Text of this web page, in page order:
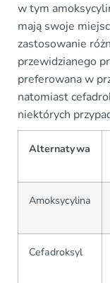
w tym
mają swoje
zastosowanie
przewidzianego
preferowana w
natomiast
niektórych
Alternatywa
Amoksycylina
Cefadroksyl